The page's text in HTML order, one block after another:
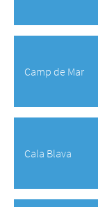
Camp de Mar
Cala Blava